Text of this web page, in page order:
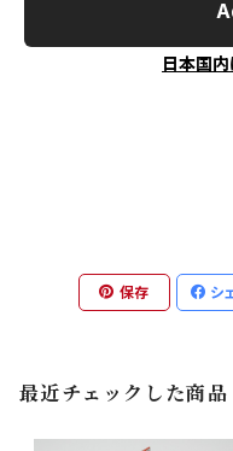
日本国
保存 シ
最近チェックした商品